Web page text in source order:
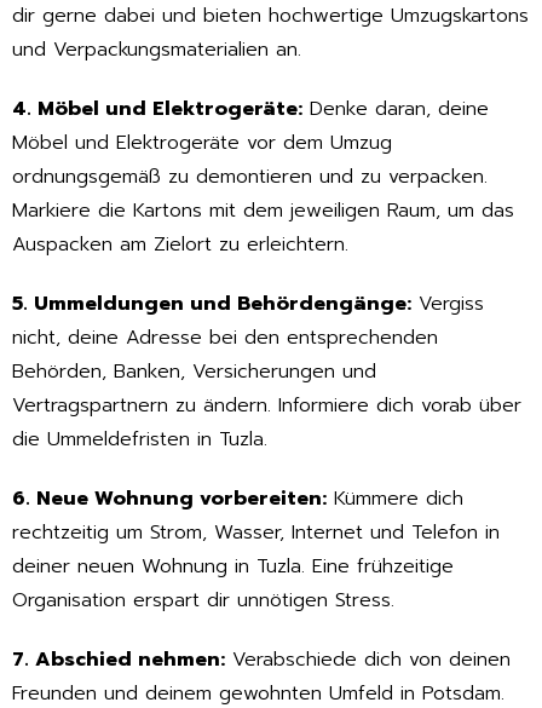
dir gerne dabei und bieten hochwertige Umzugskartons
und Verpackungsmaterialien an.
4. Möbel und Elektrogeräte: Denke daran, deine
Möbel und Elektrogeräte vor dem Umzug
ordnungsgemäß zu demontieren und zu verpacken.
Markiere die Kartons mit dem jeweiligen Raum, um das
Auspacken am Zielort zu erleichtern.
5. Ummeldungen und Behördengänge: Vergiss
nicht, deine Adresse bei den entsprechenden
Behörden, Banken, Versicherungen und
Vertragspartnern zu ändern. Informiere dich vorab über
die Ummeldefristen in Tuzla.
6. Neue Wohnung vorbereiten: Kümmere dich
rechtzeitig um Strom, Wasser, Internet und Telefon in
deiner neuen Wohnung in Tuzla. Eine frühzeitige
Organisation erspart dir unnötigen Stress.
7. Abschied nehmen: Verabschiede dich von deinen
Freunden und deinem gewohnten Umfeld in Potsdam.